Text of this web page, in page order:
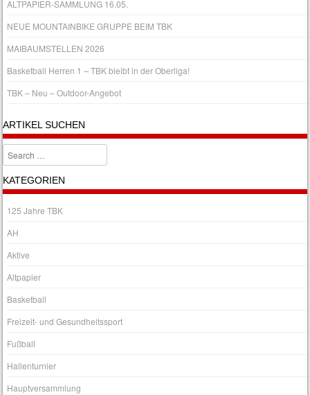
ALTPAPIER-SAMMLUNG 16.05.
NEUE MOUNTAINBIKE GRUPPE BEIM TBK
MAIBAUMSTELLEN 2026
Basketball Herren 1 – TBK bleibt in der Oberliga!
TBK – Neu – Outdoor-Angebot
ARTIKEL SUCHEN
Search
KATEGORIEN
125 Jahre TBK
AH
Aktive
Altpapier
Basketball
Freizeit- und Gesundheitssport
Fußball
Hallenturnier
Hauptversammlung